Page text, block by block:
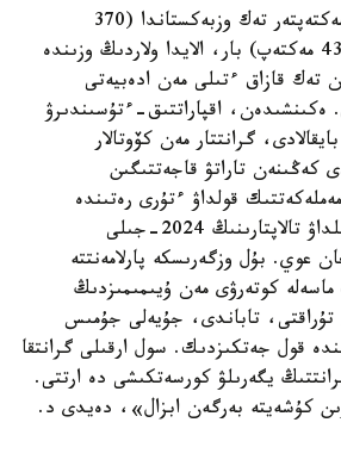
«ورتا ءبىلىم بەرەتىن مەكتەپتەر تەك وزبەكستاندا (370
مەكتەپ)، موڭعوليادا (43 مەكتەپ) بار، الايدا ولاردىڭ وزىندە
تەك قازاق ءتىلى مەن ادەبيەتى
ەكىنشىدەن، اقپاراتتىق-ءتۇسىندىرۋ
گرانتتار مەن كۆوتالار
كەڭىنەن تاراتۋ قاجەتتىگىن
قولداۋ ءتۇرى رەتىندە
قانداستاردى وقۋعا قابىلداۋ تالاپتارىنىڭ 2024-جىلى
عوي. بۇل وزگەرىسكە پارلامەنتتە
ماسەلە كوتەرۋى مەن ۇيىمىمىزدىڭ
تۇراقتى، تاباندى، جۇيەلى جۇمىس
قول جەتكىزدىك. سول ارقىلى گرانتقا
يگەرىلۋ كورسەتكىشى دە ارتتى.
كۇشەيتە بەرگەن ابزال»، دەيدى د.